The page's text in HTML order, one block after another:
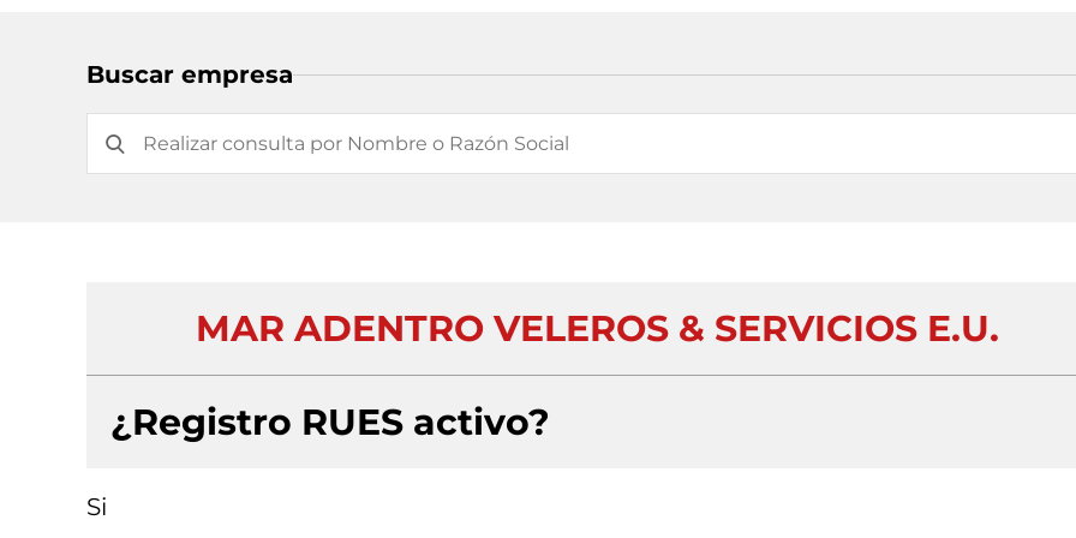
Buscar empresa
MAR ADENTRO VELEROS & SERVICIOS E.U.
¿Registro RUES activo?
Si